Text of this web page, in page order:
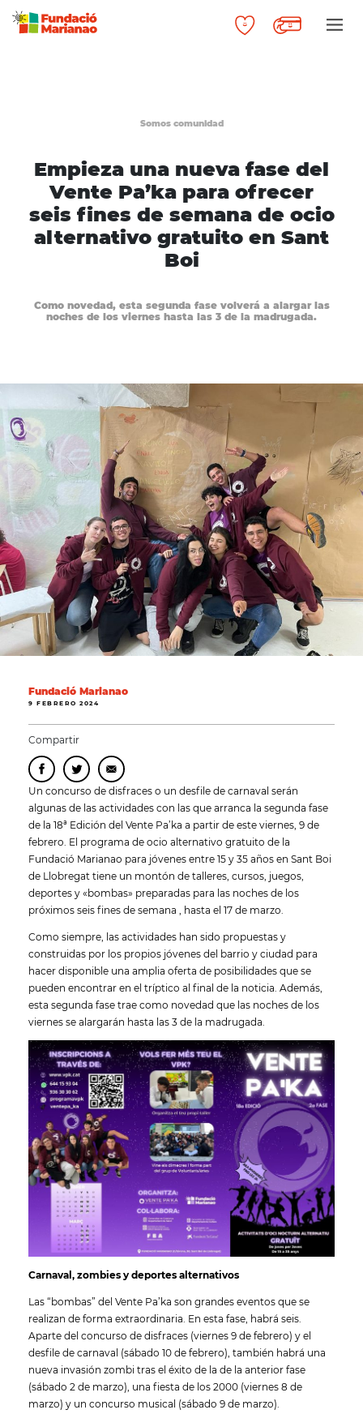
Somos comunidad
Empieza una nueva fase del
Vente Pa’ka para ofrecer
seis fines de semana de ocio
alternativo gratuito en Sant
Boi
Como novedad, esta segunda fase volverá a alargar las
noches de los viernes hasta las 3 de la madrugada.
Fundació Marianao
9 FEBRERO 2024
Compartir
Un concurso de disfraces o un desfile de carnaval serán
algunas de las actividades con las que arranca la segunda fase
de la 18ª Edición del Vente Pa’ka a partir de este viernes, 9 de
febrero. El programa de ocio alternativo gratuito de la
Fundació Marianao para jóvenes entre 15 y 35 años en Sant Boi
de Llobregat tiene un montón de talleres, cursos, juegos,
deportes y «bombas» preparadas para las noches de los
próximos seis fines de semana , hasta el 17 de marzo.
Como siempre, las actividades han sido propuestas y
construidas por los propios jóvenes del barrio y ciudad para
hacer disponible una amplia oferta de posibilidades que se
pueden encontrar en el tríptico al final de la noticia. Además,
esta segunda fase trae como novedad que las noches de los
viernes se alargarán hasta las 3 de la madrugada.
Carnaval, zombies y deportes alternativos
Las “bombas” del Vente Pa’ka son grandes eventos que se
realizan de forma extraordinaria. En esta fase, habrá seis.
Aparte del concurso de disfraces (viernes 9 de febrero) y el
desfile de carnaval (sábado 10 de febrero), también habrá una
nueva invasión zombi tras el éxito de la de la anterior fase
(sábado 2 de marzo), una fiesta de los 2000 (viernes 8 de
marzo) y un concurso musical (sábado 9 de marzo).